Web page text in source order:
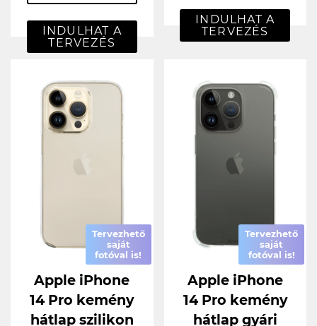
INDULHAT A
TERVEZÉS
INDULHAT A
TERVEZÉS
Tervezhető
saját
fotóval is!
Apple iPhone
14 Pro kemény
hátlap szilikon
Tervezhető
saját
fotóval is!
Apple iPhone
14 Pro kemény
hátlap gyári